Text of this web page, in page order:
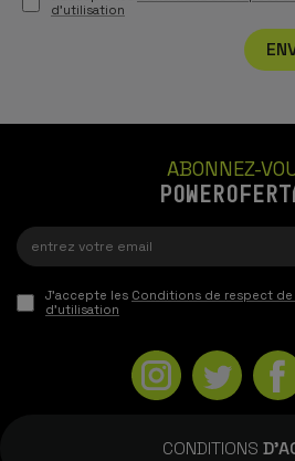
d'utilisation
ABONNEZ-
J'accepte les Conditions de respect de
d'utilisation
CONDITIONS